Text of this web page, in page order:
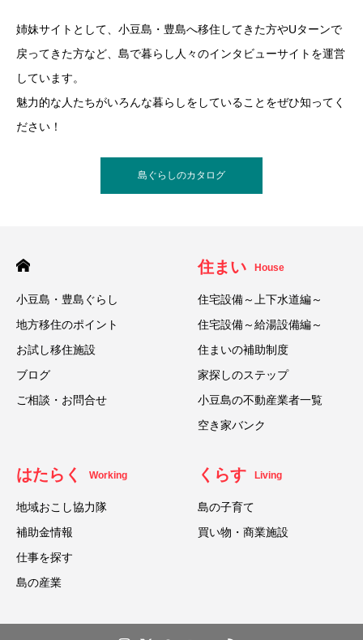
姉妹サイトとして、小豆島・豊島へ移住してきた方やUターンで
戻ってきた方など、島で暮らし人々のインタビューサイトを運営
しています。
魅力的な人たちがいろんな暮らしをしていることをぜひ知ってく
ださい！
島ぐらしのカタログ
小豆島・豊島ぐらし
地方移住のポイント
お試し移住施設
ブログ
ご相談・お問合せ
住まい House
住宅設備～上下水道編～
住宅設備～給湯設備編～
住まいの補助制度
家探しのステップ
小豆島の不動産業者一覧
空き家バンク
はたらく Working
地域おこし協力隊
補助金情報
仕事を探す
島の産業
くらす Living
島の子育て
買い物・商業施設